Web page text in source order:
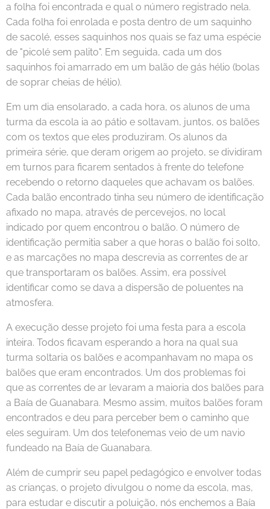
a folha foi encontrada e qual o número registrado nela.
Cada folha foi enrolada e posta dentro de um saquinho
de sacolé, esses saquinhos nos quais se faz uma espécie
de "picolé sem palito". Em seguida, cada um dos
saquinhos foi amarrado em um balão de gás hélio (bolas
de soprar cheias de hélio).
Em um dia ensolarado, a cada hora, os alunos de uma
turma da escola ia ao pátio e soltavam, juntos, os balões
com os textos que eles produziram. Os alunos da
primeira série, que deram origem ao projeto, se dividiram
em turnos para ficarem sentados à frente do telefone
recebendo o retorno daqueles que achavam os balões.
Cada balão encontrado tinha seu número de identificação
afixado no mapa, através de percevejos, no local
indicado por quem encontrou o balão. O número de
identificação permitia saber a que horas o balão foi solto,
e as marcações no mapa descrevia as correntes de ar
que transportaram os balões. Assim, era possível
identificar como se dava a dispersão de poluentes na
atmosfera.
A execução desse projeto foi uma festa para a escola
inteira. Todos ficavam esperando a hora na qual sua
turma soltaria os balões e acompanhavam no mapa os
balões que eram encontrados. Um dos problemas foi
que as correntes de ar levaram a maioria dos balões para
a Baía de Guanabara. Mesmo assim, muitos balões foram
encontrados e deu para perceber bem o caminho que
eles seguiram. Um dos telefonemas veio de um navio
fundeado na Baía de Guanabara.
Além de cumprir seu papel pedagógico e envolver todas
as crianças, o projeto divulgou o nome da escola, mas,
para estudar e discutir a poluição, nós enchemos a Baía